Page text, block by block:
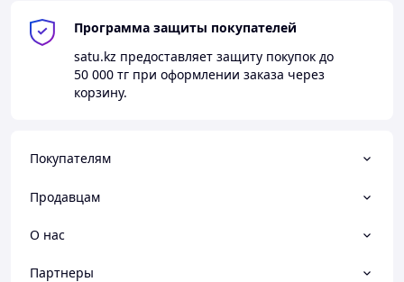
o 2 сварочных наконечника
Программа защиты покупателей
satu.kz предоставляет защиту покупок до
50 000 тг при оформлении заказа через
корзину.
Покупателям
Продавцам
О нас
Партнеры